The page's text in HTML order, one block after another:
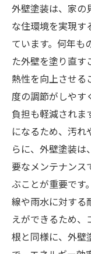
外壁塗装は、家の
な住環境を実現す
ています。何年も
た外壁を塗り直す
熱性を向上させる
度の調節がしやす
負担も軽減されま
になるため、汚れ
らに、外壁塗装
要なメンテナンス
ぶことが重要です
線や雨水に対する
えができるため、
根と同様に、外壁